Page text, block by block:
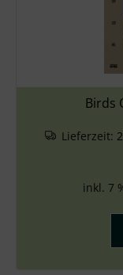
Birds
Lieferzeit:
inkl. 7